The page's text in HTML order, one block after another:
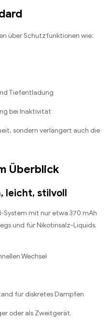
über Schutzfunktionen wie:
Tiefentladung
bei Inaktivität
sondern verlängert auch die
Überblick
leicht, stilvoll
System mit nur etwa 370 mAh
und für Nikotinsalz-Liquids.
Wechsel
für diskretes Dampfen
oder als Zweitgerät.